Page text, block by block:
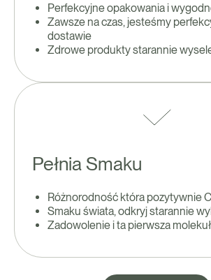
Perfekcyjne opakowania i
Zawsze na czas, jesteśmy
dostawie
Zdrowe produkty starannie
Pełnia Smaku
Różnorodność która pozytywnie
Smaku świata, odkryj starannie
Zadowolenie i ta pierwsza